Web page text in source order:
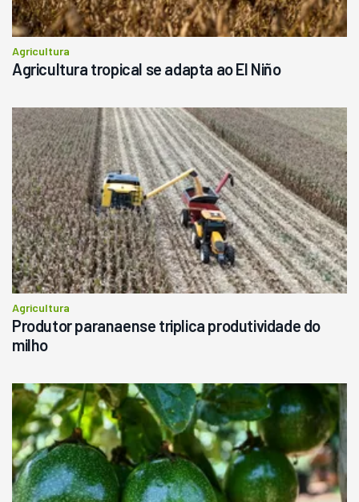
Agricultura
Agricultura tropical se adapta ao El Niño
Agricultura
Produtor paranaense triplica produtividade do
milho